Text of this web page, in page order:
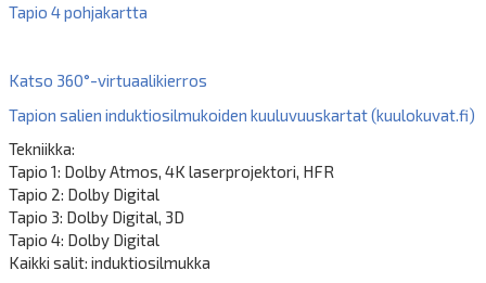
Tapio 4 pohjakartta
Katso 360°-virtuaalikierros
Tapion salien induktiosilmukoiden kuuluvuuskartat (kuulokuvat.fi)
Tekniikka:
Tapio 1: Dolby Atmos, 4K laserprojektori, HFR
Tapio 2: Dolby Digital
Tapio 3: Dolby Digital, 3D
Tapio 4: Dolby Digital
Kaikki salit: induktiosilmukka